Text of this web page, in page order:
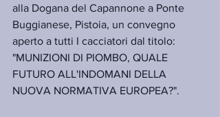
alla Dogana del Capannone a Ponte
Buggianese, Pistoia, un convegno
aperto a tutti I cacciatori dal titolo:
"MUNIZIONI DI PIOMBO, QUALE
FUTURO ALL'INDOMANI DELLA
NUOVA NORMATIVA EUROPEA?".